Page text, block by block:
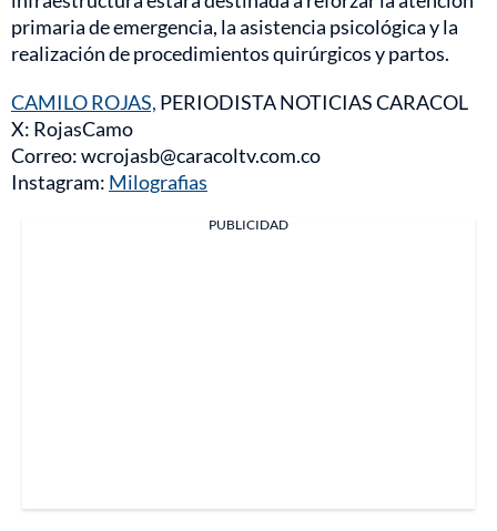
primaria de emergencia, la asistencia psicológica y la
realización de procedimientos quirúrgicos y partos.
CAMILO ROJAS, PERIODISTA NOTICIAS CARACOL
X: RojasCamo
Correo: wcrojasb@caracoltv.com.co
Instagram: Milografias
PUBLICIDAD